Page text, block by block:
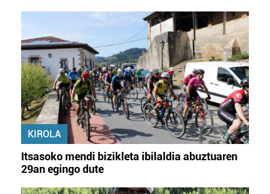
KIROLA
Itsasoko mendi bizikleta ibilaldia abuztuaren
29an egingo dute